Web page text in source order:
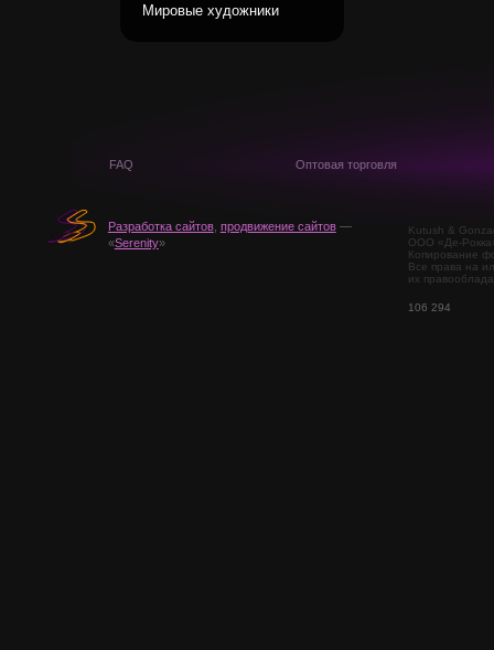
Мировые художники
FAQ Оптовая торговля
Разработка сайтов, продвижение сайтов—
«Serenity»
Kutush &
ООО «Де-
Копирование
Все права на
их
106 294